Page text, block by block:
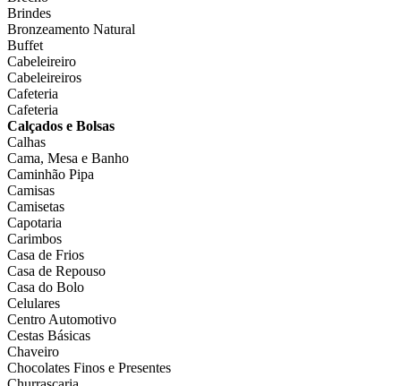
Brindes
Bronzeamento Natural
Buffet
Cabeleireiro
Cabeleireiros
Cafeteria
Cafeteria
Calçados e Bolsas
Calhas
Cama, Mesa e Banho
Caminhão Pipa
Camisas
Camisetas
Capotaria
Carimbos
Casa de Frios
Casa de Repouso
Casa do Bolo
Celulares
Centro Automotivo
Cestas Básicas
Chaveiro
Chocolates Finos e Presentes